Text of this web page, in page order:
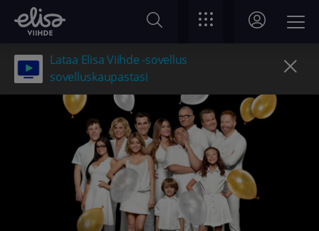
Lataa Elisa Viihde -sovellus
sovelluskaupastasi